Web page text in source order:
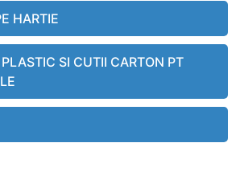
HARTIE
SI CUTII CARTON PT